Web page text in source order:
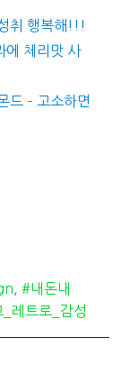
취 행복해!!!
에 체리맛 사
드 – 고소하면
#내돈내
레트로_감성